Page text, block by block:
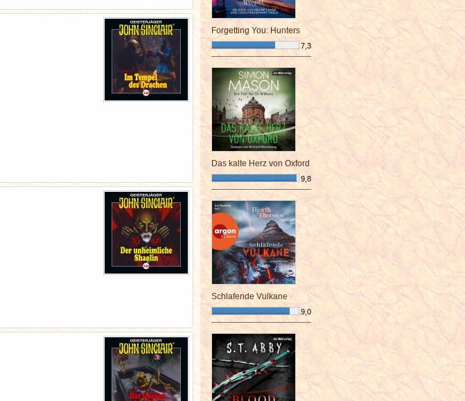
Forgetting You: Hunters
7,3
¯¯¯¯¯¯¯¯¯¯¯¯¯¯¯¯¯¯¯¯¯¯¯¯
Das kalte Herz von Oxford
9,8
¯¯¯¯¯¯¯¯¯¯¯¯¯¯¯¯¯¯¯¯¯¯¯¯
Schlafende Vulkane
9,0
¯¯¯¯¯¯¯¯¯¯¯¯¯¯¯¯¯¯¯¯¯¯¯¯